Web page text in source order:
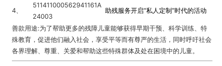
4、
511411000562941161A
24003
助残服务开启“私人定制”时代的活动
善款用途:为了帮助更多的残障儿童能够获得早期干预、科学训练、特
殊教育，促进他们融入社会，享受平等而有尊严的生活，同时呼吁社会
各界理解、尊重、关爱和帮助这些特殊群体及处在困境中的儿童。